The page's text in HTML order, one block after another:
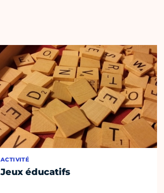
ACTIVITÉ
Jeux éducatifs